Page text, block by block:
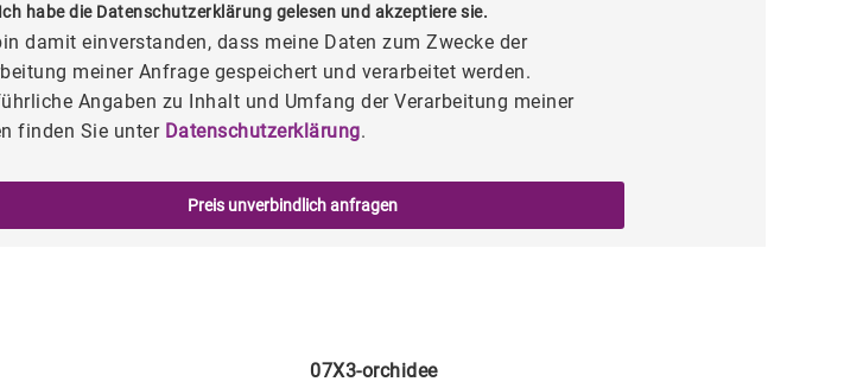
habe die Datenschutzerklärung gelesen und akzeptiere sie.
damit einverstanden, dass meine Daten zum Zwecke der
meiner Anfrage gespeichert und verarbeitet werden.
Angaben zu Inhalt und Umfang der Verarbeitung meiner
finden Sie unter Datenschutzerklärung.
Preis unverbindlich anfragen
07X3-orchidee